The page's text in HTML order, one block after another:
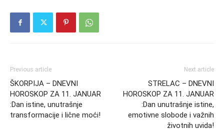
Previous article
ŠKORPIJA – DNEVNI
HOROSKOP ZA 11. JANUAR
:Dan istine, unutrašnje
transformacije i lične moći!
Next article
STRELAC – DNEVNI
HOROSKOP ZA 11. JANUAR
:Dan unutrašnje istine,
emotivne slobode i važnih
životnih uvida!